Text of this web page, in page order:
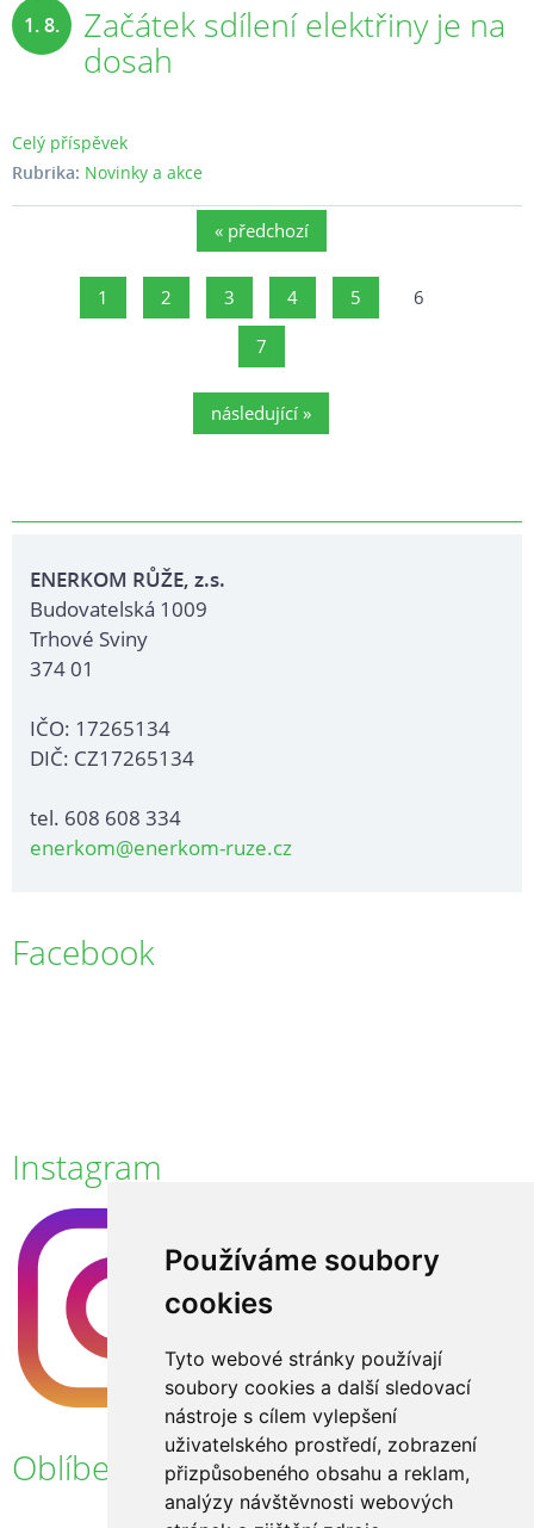
Používáme soubory
cookies
Tyto webové stránky používají
soubory cookies a další sledovací
nástroje s cílem vylepšení
uživatelského prostředí, zobrazení
přizpůsobeného obsahu a reklam,
analýzy návštěvnosti webových
1. 8.
Začátek sdílení elektřiny je na
dosah
Celý příspěvek
Rubrika: Novinky a akce
« předchozí
1 2 3 4 5 6
7
následující »
ENERKOM RŮŽE, z.s.
Budovatelská 1009
Trhové Sviny
374 01
IČO: 17265134
DIČ: CZ17265134
tel. 608 608 334
enerkom@enerkom-ruze.cz
Facebook
Instagram
Oblíbené odkazy